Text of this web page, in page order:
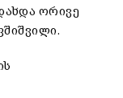
ორივე